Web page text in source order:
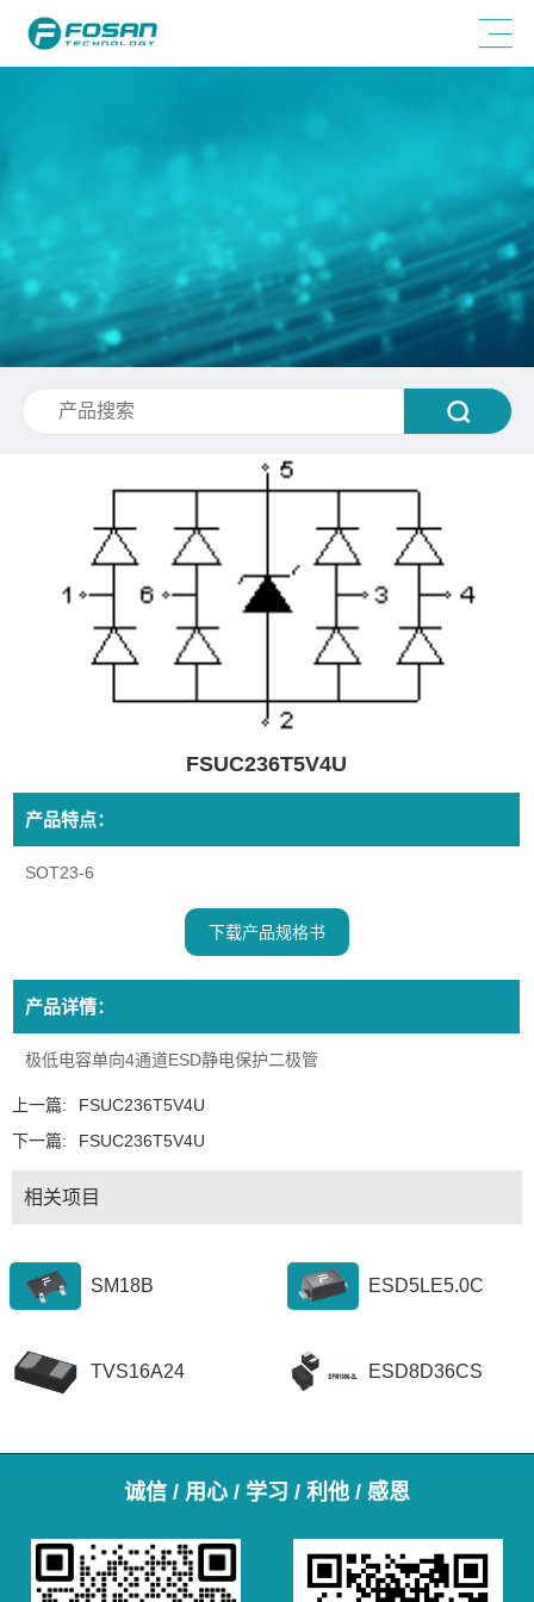
FSUC236T5V4U
产品特点：
SOT23-6
下载产品规格书
产品详情：
极低电容单向4通道ESD静电保护二极管
上一篇:
FSUC236T5V4U
下一篇:
FSUC236T5V4U
相关项目
SM18B ESD5LE5.0C
TVS16A24 ESD8D36CS
诚信 / 用心 / 学习 / 利他 / 感恩